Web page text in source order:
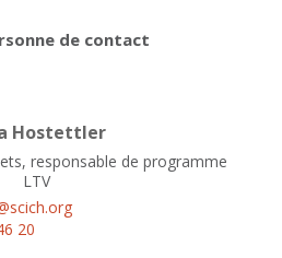
de contact
Hostettler
responsable de programme
LTV
20